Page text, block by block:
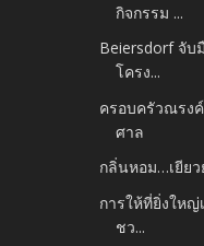
กิจกรรม ...
Beiersdorf จับ
โครง...
ครอบครัวณรง
ศาล
กลิ่นหอม…เยียว
การให้ที่ยิ่งให
ชว...